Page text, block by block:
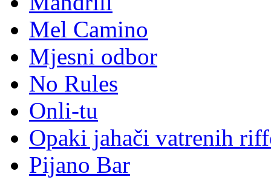
Mel Camino
Mjesni odbor
No Rules
Onli-tu
Opaki jahači vatrenih
Pijano Bar